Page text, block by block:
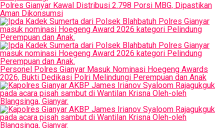
Polres Gianyar Kawal Distribusi 2.798 Porsi MBG, Dipastikan
Aman Dikonsumsi
Personel Polres Gianyar Masuk Nominasi Hoegeng Awards
2026, Bukti Dedikasi Polri Melindungi Perempuan dan Anak